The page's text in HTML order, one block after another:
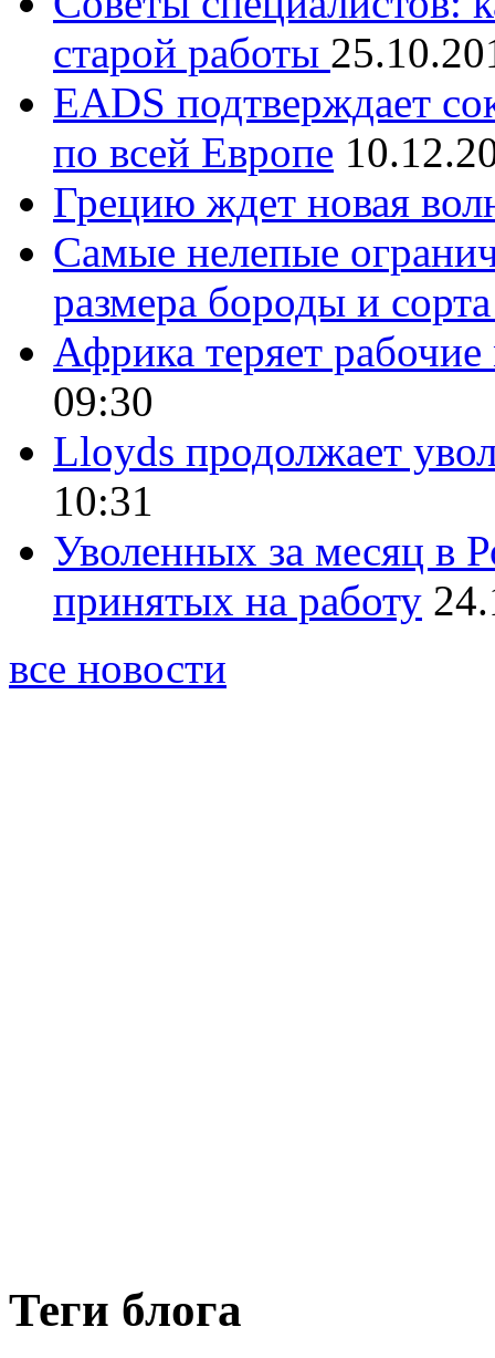
старой работы
EADS подтверждает
по всей Европе
Грецию ждет новая
Самые нелепые
размера бороды и
Африка теряет рабочие
09:30
Lloyds продолжает
10:31
Уволенных за месяц в
принятых на работу
все новости
Теги блога